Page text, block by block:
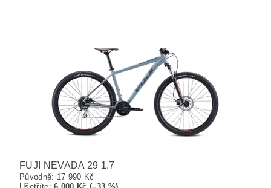
FUJI NEVADA 29 1.7
Původně: 17 990 Kč
Ušetříte:6 000 Kč (–33 %)